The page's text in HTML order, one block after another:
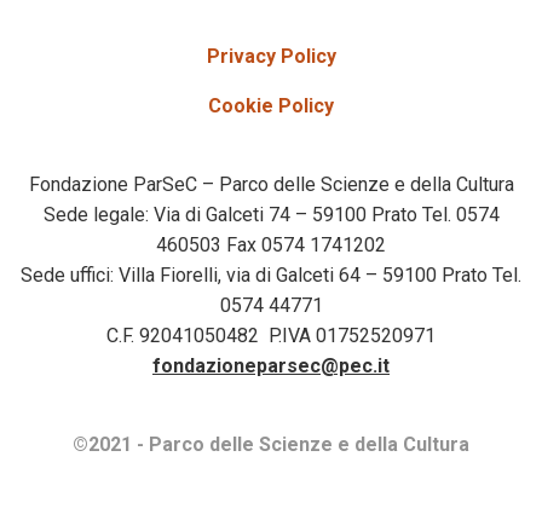
Privacy Policy
Cookie Policy
Fondazione ParSeC – Parco delle Scienze e della Cultura
Sede legale: Via di Galceti 74 – 59100 Prato Tel. 0574
460503 Fax 0574 1741202
Sede uffici: Villa Fiorelli, via di Galceti 64 – 59100 Prato Tel.
0574 44771
C.F. 92041050482 P.IVA 01752520971
fondazioneparsec@pec.it
©2021 - Parco delle Scienze e della Cultura